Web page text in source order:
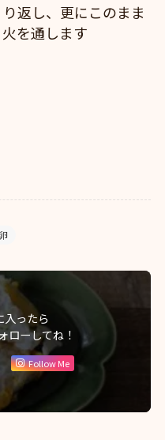
返し、更にこのまま
を通します
入ったら
ローしてね！
Follow Me